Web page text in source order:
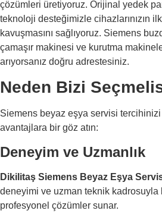
çözümleri üretiyoruz. Orijinal yedek
teknoloji desteğimizle cihazlarınızın
kavuşmasını sağlıyoruz. Siemens
çamaşır makinesi ve kurutma
arıyorsanız doğru adrestesiniz.
Neden Bizi
Siemens beyaz eşya servisi
avantajlara bir göz atın:
Deneyim ve Uzmanlık
Dikilitaş Siemens Beyaz Eşya
deneyimi ve uzman teknik kadrosuyla
profesyonel çözümler sunar.